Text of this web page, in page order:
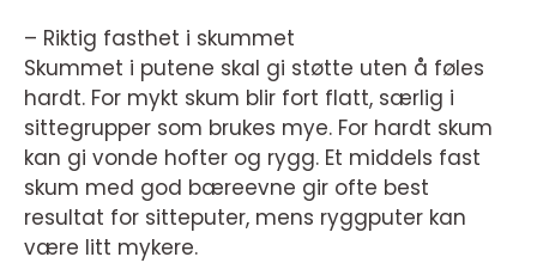
– Riktig fasthet i skummet
Skummet i putene skal gi støtte uten å føles
hardt. For mykt skum blir fort flatt, særlig i
sittegrupper som brukes mye. For hardt skum
kan gi vonde hofter og rygg. Et middels fast
skum med god bæreevne gir ofte best
resultat for sitteputer, mens ryggputer kan
være litt mykere.